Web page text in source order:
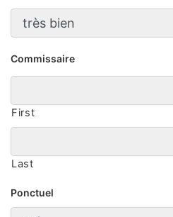
Commissaire
First
Last
Ponctuel